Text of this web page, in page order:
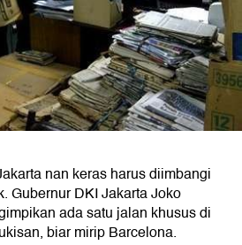
nan keras harus diimbangi
Gubernur DKI Jakarta Joko
ada satu jalan khusus di
biar mirip Barcelona.